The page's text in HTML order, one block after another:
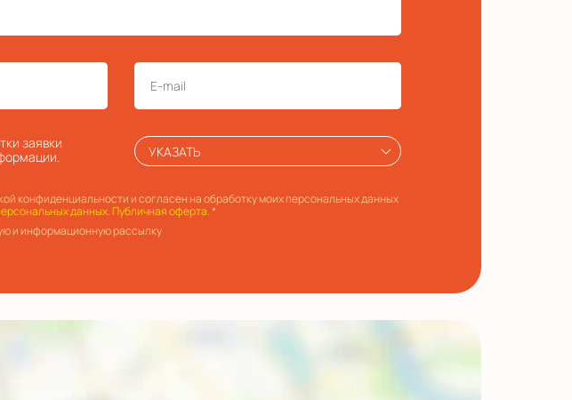
заявки
УКАЗАТЬ
конфиденциальности и согласен на обработку моих персональных данных
данных.Публичная оферта.*
и информационную рассылку